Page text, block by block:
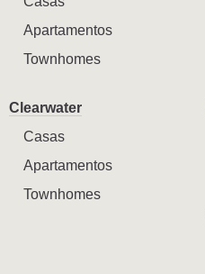
Apartamentos
Townhomes
Clearwater
Casas
Apartamentos
Townhomes